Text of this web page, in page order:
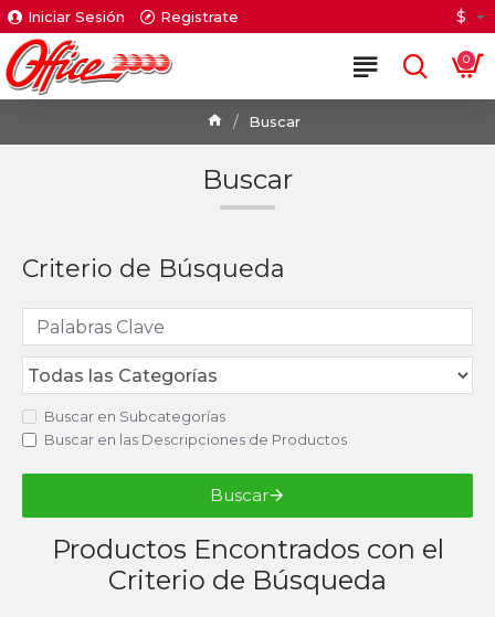
Iniciar Sesión Registrate $
0
Buscar
Buscar
Criterio de Búsqueda
Buscar en Subcategorías
Buscar en las Descripciones de Productos
Buscar
Productos Encontrados con el
Criterio de Búsqueda